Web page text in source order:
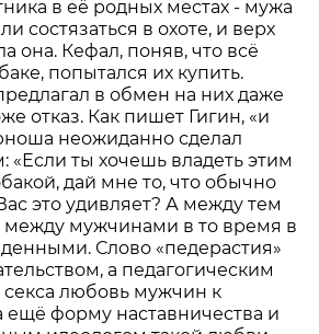
в её родных местах - мужа
состязаться в охоте, и верх
она. Кефал, поняв, что всё
попытался их купить.
в обмен на них даже
отказ. Как пишет Гигин, «и
неожиданно сделал
«Если ты хочешь владеть этим
дай мне то, что обычно
это удивляет? А между тем
между мужчинами в то время в
Слово «педерастия»
а педагогическим
любовь мужчин к
форму наставничества и